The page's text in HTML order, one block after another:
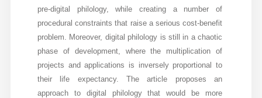
pre-digital philology, while creating a number of
procedural constraints that raise a serious cost-benefit
problem. Moreover, digital philology is still in a chaotic
phase of development, where the multiplication of
projects and applications is inversely proportional to
their life expectancy. The article proposes an
approach to digital philology that would be more